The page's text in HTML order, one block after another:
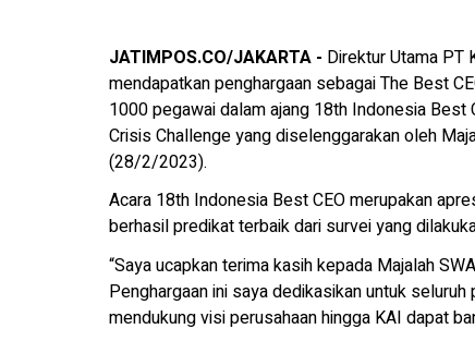
JATIMPOS.CO/JAKARTA - Direktur Utama PT
mendapatkan penghargaan sebagai The Best
1000 pegawai dalam ajang 18th Indonesia
Crisis Challenge yang diselenggarakan oleh
(28/2/2023).
Acara 18th Indonesia Best CEO merupakan
berhasil predikat terbaik dari survei yang
“Saya ucapkan terima kasih kepada Majalah
Penghargaan ini saya dedikasikan untuk
mendukung visi perusahaan hingga KAI dapat